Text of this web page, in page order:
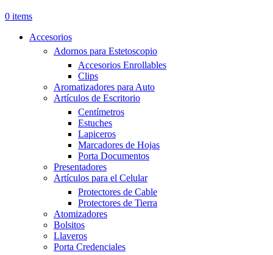
0 items
Accesorios
Adornos para Estetoscopio
Accesorios Enrollables
Clips
Aromatizadores para Auto
Artículos de Escritorio
Centímetros
Estuches
Lapiceros
Marcadores de Hojas
Porta Documentos
Presentadores
Artículos para el Celular
Protectores de Cable
Protectores de Tierra
Atomizadores
Bolsitos
Llaveros
Porta Credenciales